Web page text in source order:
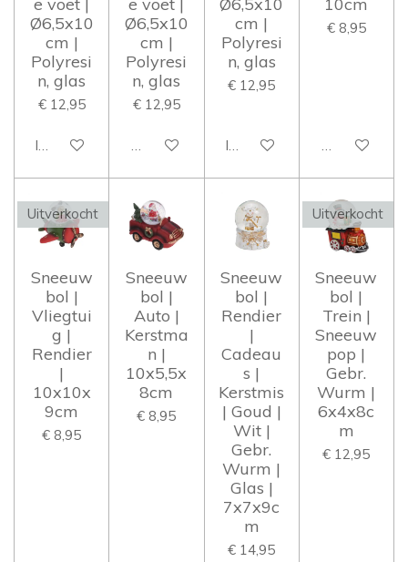
e voet |
Ø6,5x10
cm |
Polyresi
n, glas
€ 12,95
In winkelwagen
e voet |
Ø6,5x10
cm |
Polyresi
n, glas
€ 12,95
Houd mij op de hoogte
Ø6,5x10
cm |
Polyresi
n, glas
€ 12,95
In winkelwagen
10cm
€ 8,95
Houd mij op
Uitverkocht
Sneeuw
bol |
Vliegtui
g |
Rendier
|
10x10x
9cm
€ 8,95
Sneeuw
bol |
Auto |
Kerstma
n |
10x5,5x
8cm
€ 8,95
Sneeuw
bol |
Rendier
|
Cadeau
s |
Kerstmis
| Goud |
Wit |
Gebr.
Wurm |
Glas |
7x7x9c
m
€ 14,95
Uitverkocht
Sneeuw
bol |
Trein |
Sneeuw
pop |
Gebr.
Wurm |
6x4x8c
m
€ 12,95